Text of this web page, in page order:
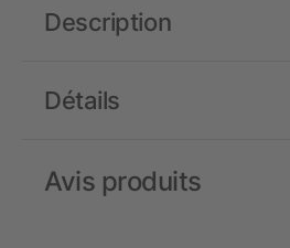
Détails
Description
Avis produits